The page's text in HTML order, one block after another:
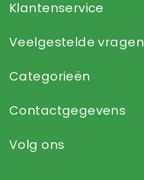
Klantenservice
Veelgestelde vragen
Categorieën
Contactgegevens
Volg ons